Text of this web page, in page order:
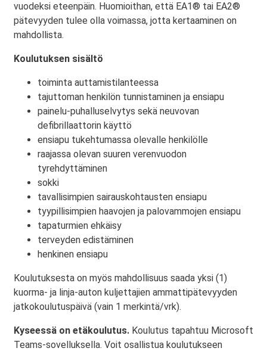
vuodeksi eteenpäin. Huomioithan, että EA1® tai EA2®
pätevyyden tulee olla voimassa, jotta kertaaminen on
mahdollista.
Koulutuksen sisältö
toiminta auttamistilanteessa
tajuttoman henkilön tunnistaminen ja ensiapu
painelu-puhalluselvytys sekä neuvovan
defibrillaattorin käyttö
ensiapu tukehtumassa olevalle henkilölle
raajassa olevan suuren verenvuodon
tyrehdyttäminen
sokki
tavallisimpien sairauskohtausten ensiapu
tyypillisimpien haavojen ja palovammojen ensiapu
tapaturmien ehkäisy
terveyden edistäminen
henkinen ensiapu
Koulutuksesta on myös mahdollisuus saada yksi (1)
kuorma- ja linja-auton kuljettajien ammattipätevyyden
jatkokoulutuspäivä (vain 1 merkintä/vrk).
Kyseessä on etäkoulutus. Koulutus tapahtuu Microsoft
Teams-sovelluksella. Voit osallistua koulutukseen